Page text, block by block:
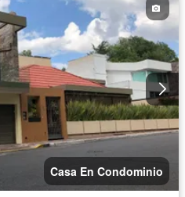
Casa En Condominio